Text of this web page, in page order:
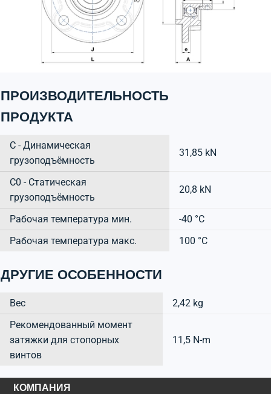
ПРОИЗВОДИТЕЛЬНОСТЬ
ПРОДУКТА
C - Динамическая
грузоподъёмность
31,85 kN
C0 - Статическая
грузоподъёмность
20,8 kN
Рабочая температура мин.
-40 °C
Рабочая температура макс.
100 °C
ДРУГИЕ ОСОБЕННОСТИ
Вес
2,42 kg
Рекомендованный момент
затяжки для стопорных
винтов
11,5 N-m
КОМПАНИЯ